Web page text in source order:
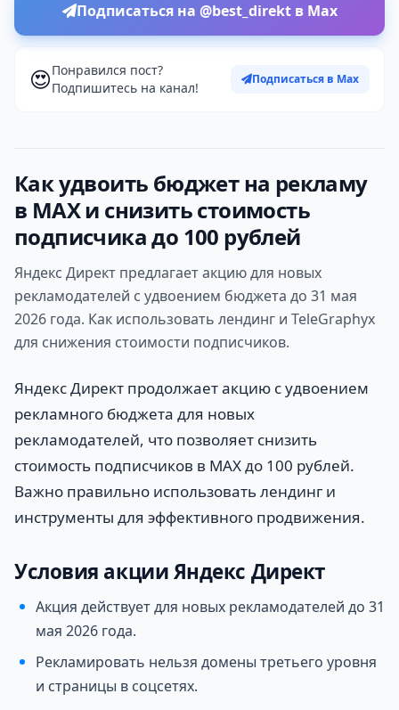
Подписаться на @best_direkt в Max
😍Понравился пост?
Подпишитесь на канал!
Подписаться в Max
Как удвоить бюджет на рекламу
в MAX и снизить стоимость
подписчика до 100 рублей
Яндекс Директ предлагает акцию для новых
рекламодателей с удвоением бюджета до 31 мая
2026 года. Как использовать лендинг и TeleGraphyx
для снижения стоимости подписчиков.
Яндекс Директ продолжает акцию с удвоением
рекламного бюджета для новых
рекламодателей, что позволяет снизить
стоимость подписчиков в MAX до 100 рублей.
Важно правильно использовать лендинг и
инструменты для эффективного продвижения.
Условия акции Яндекс Директ
Акция действует для новых рекламодателей до 31
мая 2026 года.
Рекламировать нельзя домены третьего уровня
и страницы в соцсетях.